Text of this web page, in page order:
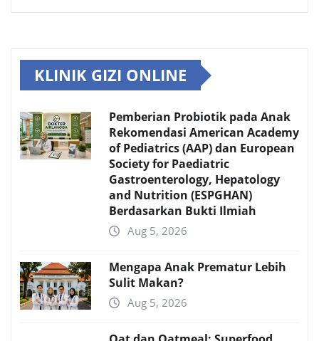
KLINIK GIZI ONLINE
Pemberian Probiotik pada Anak
Rekomendasi American Academy
of Pediatrics (AAP) dan European
Society for Paediatric
Gastroenterology, Hepatology
and Nutrition (ESPGHAN)
Berdasarkan Bukti Ilmiah
Aug 5, 2026
Mengapa Anak Prematur Lebih
Sulit Makan?
Aug 5, 2026